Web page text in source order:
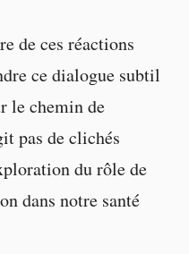
de ces réactions
ce dialogue subtil
le chemin de
pas de clichés
du rôle de
dans notre santé